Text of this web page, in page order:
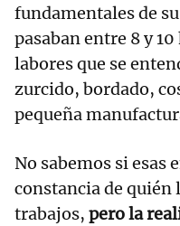
fundamentales de
pasaban entre 8 y
labores que se
zurcido, bordado,
pequeña
No sabemos si esas
constancia de quién
trabajos, pero la